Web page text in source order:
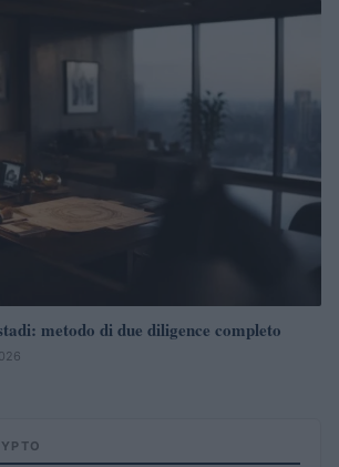
metodo di due diligence completo